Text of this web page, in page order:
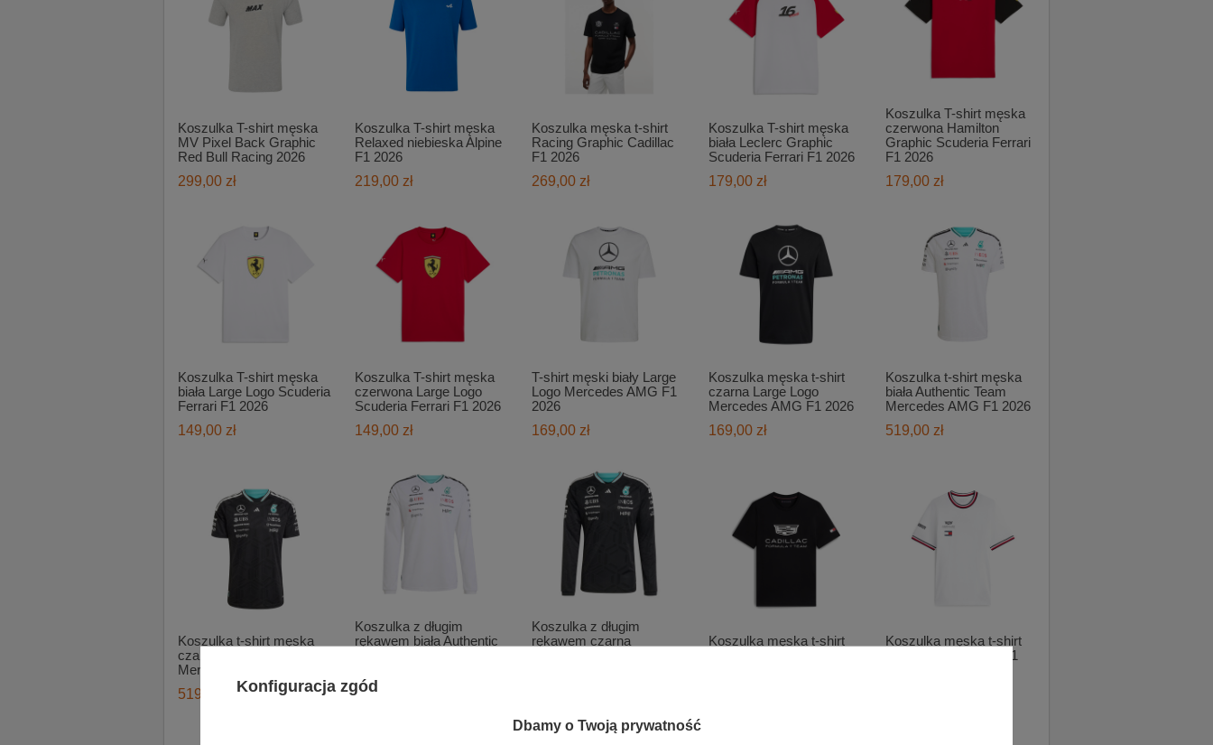
Koszulka T-shirt męska
MV Pixel Back Graphic
Red Bull Racing 2026
299,00 zł
Koszulka T-shirt męska
Relaxed niebieska Alpine
F1 2026
219,00 zł
Koszulka męska t-shirt
Racing Graphic Cadillac
F1 2026
269,00 zł
Koszulka T-shirt męska
biała Leclerc Graphic
Scuderia Ferrari F1 2026
179,00 zł
Koszulka T-shirt męska
czerwona Hamilton
Graphic Scuderia Ferrari
F1 2026
179,00 zł
Koszulka T-shirt męska
biała Large Logo Scuderia
Ferrari F1 2026
149,00 zł
Koszulka T-shirt męska
czerwona Large Logo
Scuderia Ferrari F1 2026
149,00 zł
T-shirt męski biały Large
Logo Mercedes AMG F1
2026
169,00 zł
Koszulka męska t-shirt
czarna Large Logo
Mercedes AMG F1 2026
169,00 zł
Koszulka t-shirt męska
biała Authentic Team
Mercedes AMG F1 2026
519,00 zł
Koszulka t-shirt męska
czarna Authentic Team
Mercedes AMG F1 2026
519,00 zł
Koszulka z długim
rękawem biała Authentic
559,00 zł
Koszulka z długim
rękawem czarna
Koszulka męska t-shirt
Koszulka męska t-shirt
biała Team Cadillac F1
Konfiguracja zgód
Dbamy o Twoją prywatność